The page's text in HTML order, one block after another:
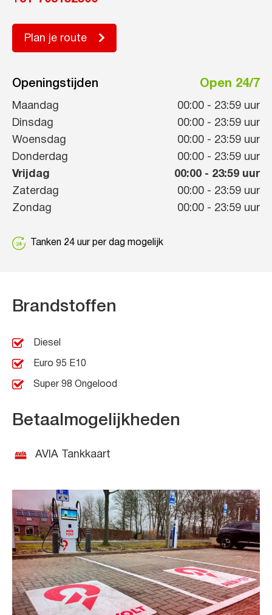
Plan je route
Openingstijden Open 24/7
Maandag 00:00 - 23:59 uur
Dinsdag
00:00 - 23:59 uur
Woensdag
00:00 - 23:59 uur
Donderdag
00:00 - 23:59 uur
Vrijdag
00:00 - 23:59 uur
Zaterdag
00:00 - 23:59 uur
Zondag
00:00 - 23:59 uur
Tanken 24 uur per dag mogelijk
Brandstoffen
Diesel
Euro 95 E10
Super 98 Ongelood
Betaalmogelijkheden
AVIA Tankkaart